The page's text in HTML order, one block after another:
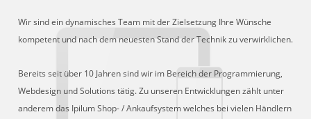
Wir sind ein dynamisches Team mit der Zielsetzung Ihre Wünsche
kompetent und nach dem neuesten Stand der Technik zu verwirklichen.
Bereits seit über 10 Jahren sind wir im Bereich der Programmierung,
Webdesign und Solutions tätig. Zu unseren Entwicklungen zählt unter
anderem das Ipilum Shop- / Ankaufsystem welches bei vielen Händlern